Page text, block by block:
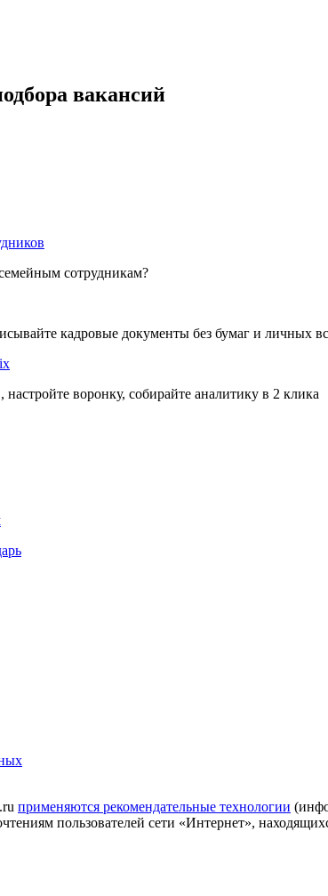
вакансий
сотрудникам?
кадровые документы без бумаг и личных
воронку, собирайте аналитику в 2 клика
применяются рекомендательные технологии
пользователей сети «Интернет»,